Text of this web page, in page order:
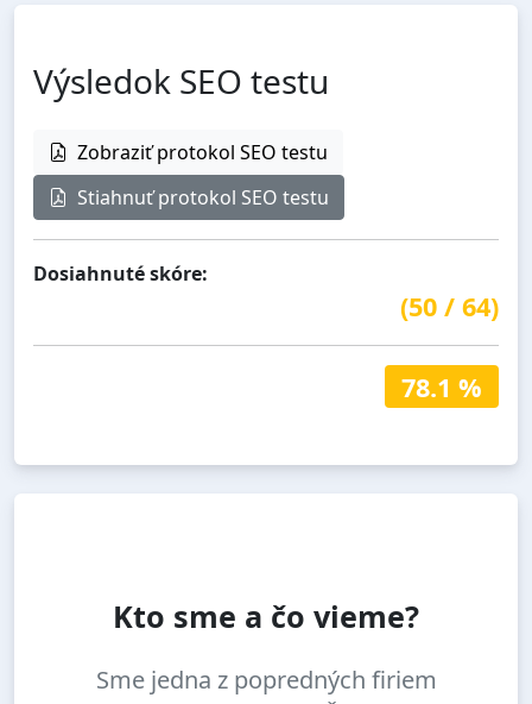
Výsledok SEO testu
Zobraziť protokol SEO testu
Stiahnuť protokol SEO testu
Dosiahnuté skóre:
(50 / 64)
78.1 %
Kto sme a čo vieme?
Sme jedna z popredných firiem